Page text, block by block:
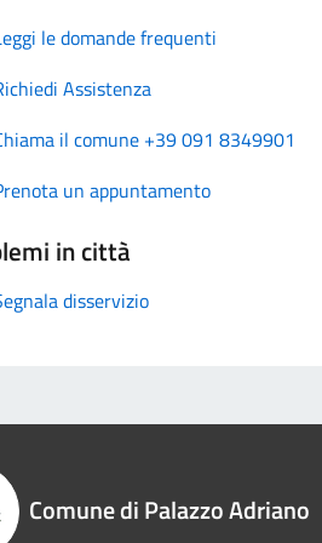
le domande frequenti
Assistenza
il comune +39 091 8349901
un appuntamento
in città
disservizio
Comune di Palazzo Adriano